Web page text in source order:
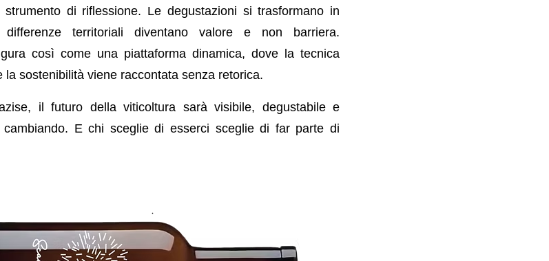
di riflessione. Le degustazioni si trasformano in
territoriali diventano valore e non barriera.
così come una piattaforma dinamica, dove la tecnica
sostenibilità viene raccontata senza retorica.
il futuro della viticoltura sarà visibile, degustabile e
E chi sceglie di esserci sceglie di far parte di